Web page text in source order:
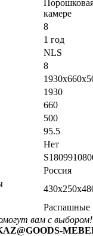
камере
8
1 год
NLS
8
1930
660
500
95.5
Нет
Россия
Распашные
вам с выбором!